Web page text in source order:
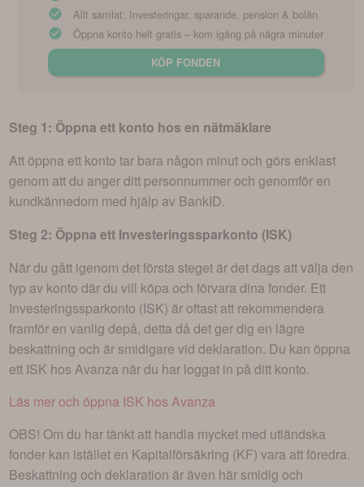
Allt samlat: Investeringar, sparande, pension & bolån
Öppna konto helt gratis – kom igång på några minuter
KÖP FONDEN
Steg 1: Öppna ett konto hos en nätmäklare
Att öppna ett konto tar bara någon minut och görs enklast
genom att du anger ditt personnummer och genomför en
kundkännedom med hjälp av BankID.
Steg 2: Öppna ett Investeringssparkonto (ISK)
När du gått igenom det första steget är det dags att välja den
typ av konto där du vill köpa och förvara dina fonder. Ett
Investeringssparkonto (ISK) är oftast att rekommendera
framför en vanlig depå, detta då det ger dig en lägre
beskattning och är smidigare vid deklaration. Du kan öppna
ett ISK hos Avanza när du har loggat in på ditt konto.
Läs mer och öppna ISK hos Avanza
OBS! Om du har tänkt att handla mycket med utländska
fonder kan istället en Kapitalförsäkring (KF) vara att föredra.
Beskattning och deklaration är även här smidig och